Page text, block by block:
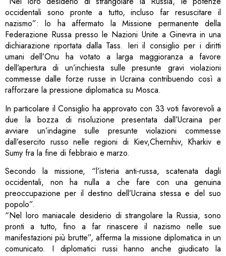
occidentali sono pronte a tutto, incluso far resuscitare il
nazismo”: lo ha affermato la Missione permanente della
Federazione Russa presso le Nazioni Unite a Ginevra in una
dichiarazione riportata dalla Tass. Ieri il consiglio per i diritti
umani dell’Onu ha votato a larga maggioranza a favore
dell’apertura di un’inchiesta sulle presunte gravi violazioni
commesse dalle forze russe in Ucraina contribuendo così a
rafforzare la pressione diplomatica su Mosca.
In particolare il Consiglio ha approvato con 33 voti favorevoli a
due la bozza di risoluzione presentata dall’Ucraina per
avviare un’indagine sulle presunte violazioni commesse
dall’esercito russo nelle regioni di Kiev,Chernihiv, Kharkiv e
Sumy fra la fine di febbraio e marzo.
Secondo la missione, “l’isteria anti-russa, scatenata dagli
occidentali, non ha nulla a che fare con una genuina
preoccupazione per il destino dell’Ucraina stessa e del suo
popolo”.
“Nel loro maniacale desiderio di strangolare la Russia, sono
pronti a tutto, fino a far rinascere il nazismo nelle sue
manifestazioni più brutte”, afferma la missione diplomatica in un
comunicato. I diplomatici russi hanno anche giudicato la